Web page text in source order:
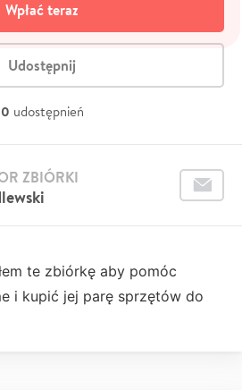
Wpłać teraz
Udostępnij
0 udostępnień
ZBIÓRKI
te zbiórkę aby pomóc
i kupić jej parę sprzętów do